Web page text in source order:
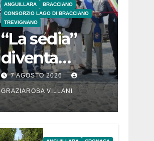
ANGUILLARA
BRACCIANO
CONSORZIO LAGO DI BRACCIANO
TREVIGNANO
“La sedia”
diventa
Belvedere sul
lago di
Bracciano: ieri
l’inaugurazion
7 AGOSTO 2026
GRAZIAROSA VILLANI